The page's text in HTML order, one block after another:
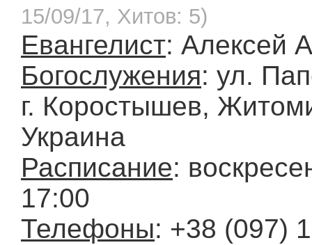
15/09/17, Хитов: 5)
Евангелист: Алексей
Богослужения: ул.
г. Коростышев,
Украина
Расписание:
17:00
Телефоны: +38 (097)